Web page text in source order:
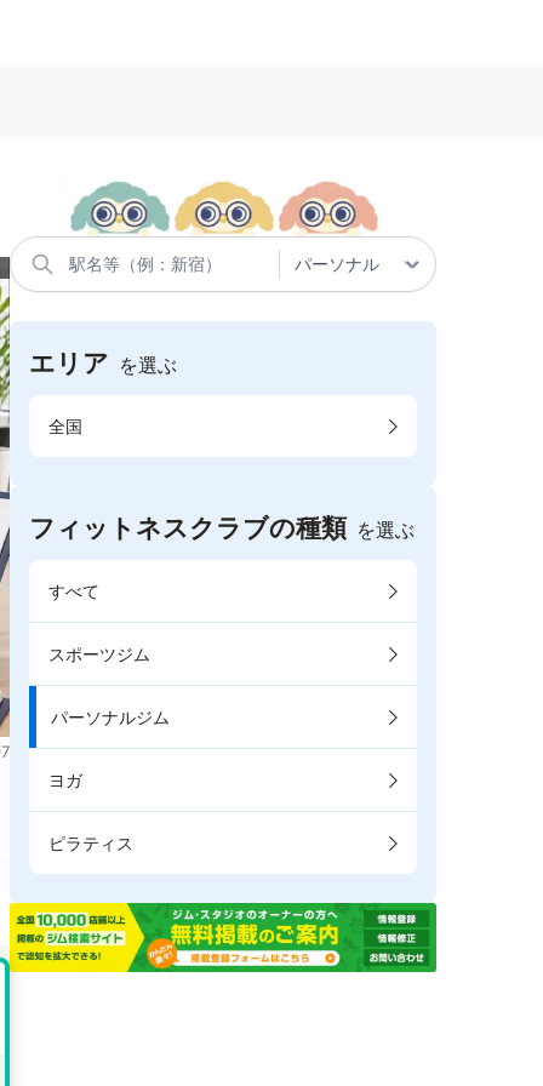
エリア を選ぶ
全国
フィットネスクラブの種類 を選ぶ
すべて
スポーツジム
パーソナルジム
ヨガ
ピラティス